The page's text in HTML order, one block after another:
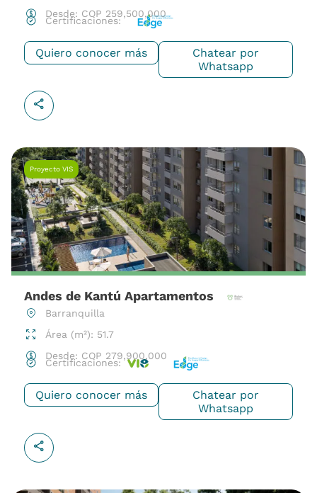
Desde: COP 259,500,000
Certificaciones:
Quiero conocer más
Chatear por
Whatsapp
Proyecto VIS
Andes de Kantú Apartamentos
Barranquilla
Área (m²): 51.7
Desde: COP 279,900,000
Certificaciones:
Quiero conocer más
Chatear por
Whatsapp